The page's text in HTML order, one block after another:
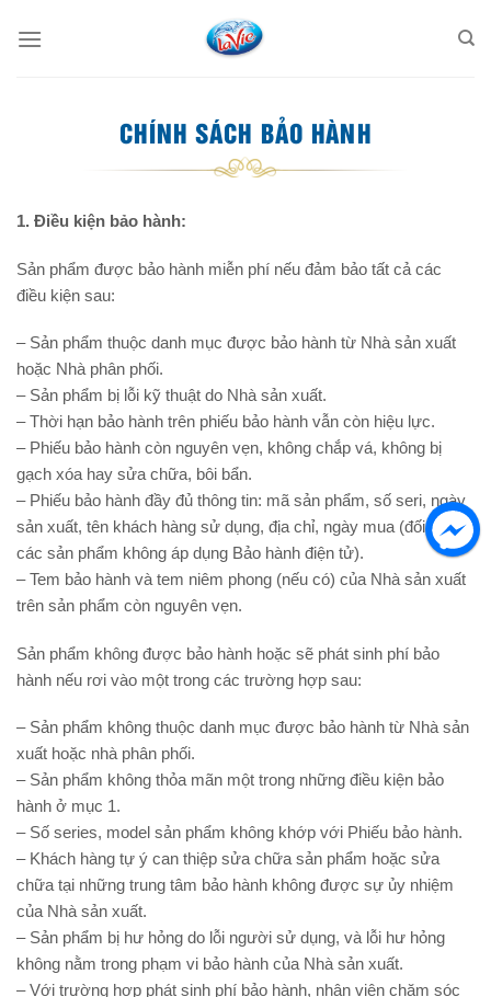
CHÍNH SÁCH BẢO HÀNH
1. Điều kiện bảo hành:
Sản phẩm được bảo hành miễn phí nếu đảm bảo tất cả các
điều kiện sau:
– Sản phẩm thuộc danh mục được bảo hành từ Nhà sản xuất
hoặc Nhà phân phối.
– Sản phẩm bị lỗi kỹ thuật do Nhà sản xuất.
– Thời hạn bảo hành trên phiếu bảo hành vẫn còn hiệu lực.
– Phiếu bảo hành còn nguyên vẹn, không chắp vá, không bị
gạch xóa hay sửa chữa, bôi bẩn.
– Phiếu bảo hành đầy đủ thông tin: mã sản phẩm, số seri, ngày
sản xuất, tên khách hàng sử dụng, địa chỉ, ngày mua (đối với
các sản phẩm không áp dụng Bảo hành điện tử).
– Tem bảo hành và tem niêm phong (nếu có) của Nhà sản xuất
trên sản phẩm còn nguyên vẹn.
Sản phẩm không được bảo hành hoặc sẽ phát sinh phí bảo
hành nếu rơi vào một trong các trường hợp sau:
– Sản phẩm không thuộc danh mục được bảo hành từ Nhà sản
xuất hoặc nhà phân phối.
– Sản phẩm không thỏa mãn một trong những điều kiện bảo
hành ở mục 1.
– Số series, model sản phẩm không khớp với Phiếu bảo hành.
– Khách hàng tự ý can thiệp sửa chữa sản phẩm hoặc sửa
chữa tại những trung tâm bảo hành không được sự ủy nhiệm
của Nhà sản xuất.
– Sản phẩm bị hư hỏng do lỗi người sử dụng, và lỗi hư hỏng
không nằm trong phạm vi bảo hành của Nhà sản xuất.
– Với trường hợp phát sinh phí bảo hành, nhân viên chăm sóc